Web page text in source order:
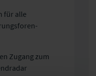
für alle
Zugang zum